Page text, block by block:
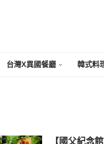
台灣X異國餐廳 韓式料
【國父紀念